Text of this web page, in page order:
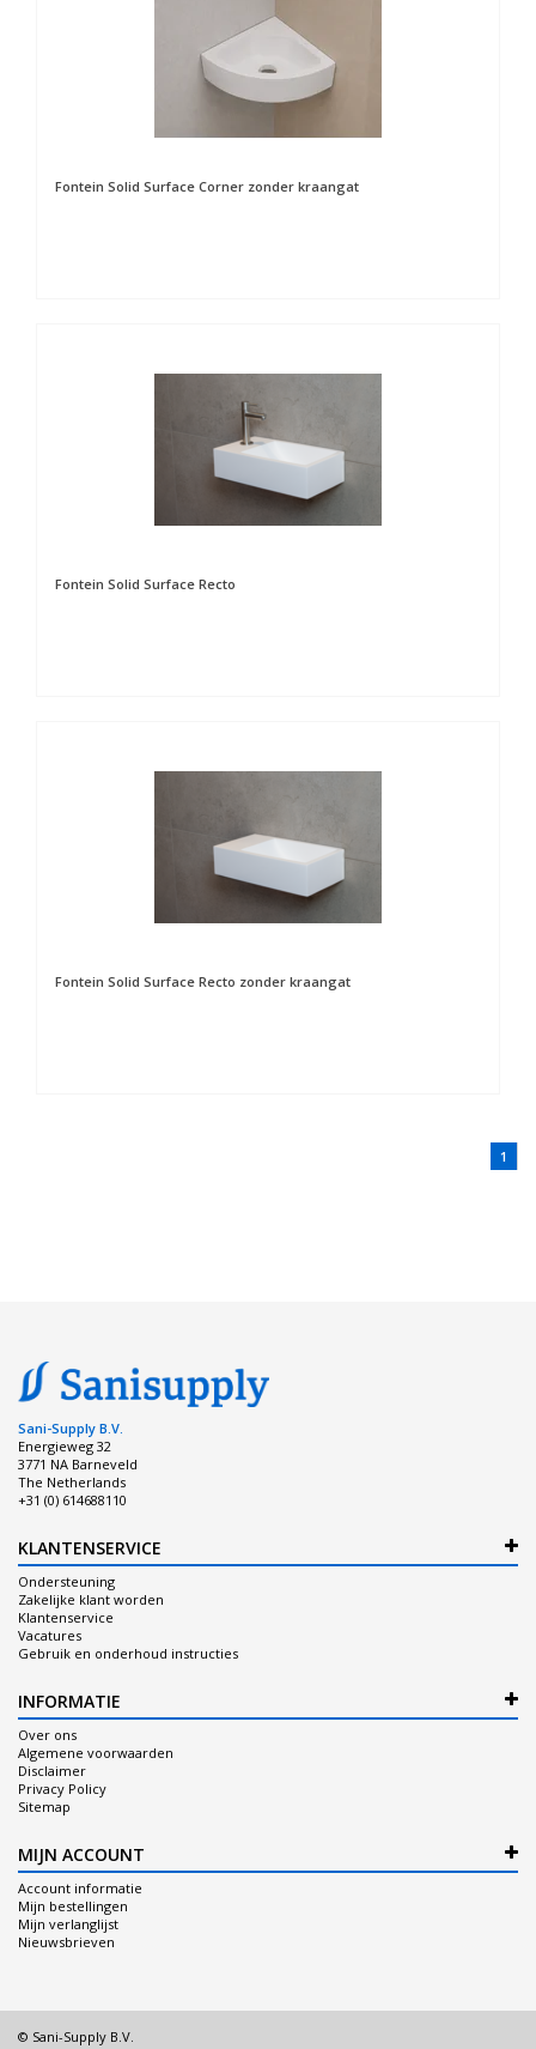
Fontein Solid Surface Corner zonder kraangat
Fontein Solid Surface Recto
Fontein Solid Surface Recto zonder kraangat
1
Sani-Supply B.V.
Energieweg 32
3771 NA Barneveld
The Netherlands
+31 (0) 614688110
KLANTENSERVICE
Ondersteuning
Zakelijke klant worden
Klantenservice
Vacatures
Gebruik en onderhoud instructies
INFORMATIE
Over ons
Algemene voorwaarden
Disclaimer
Privacy Policy
Sitemap
MIJN ACCOUNT
Account informatie
Mijn bestellingen
Mijn verlanglijst
Nieuwsbrieven
© Sani-Supply B.V.